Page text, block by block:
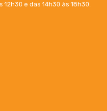
e das 14h30 às 18h30.